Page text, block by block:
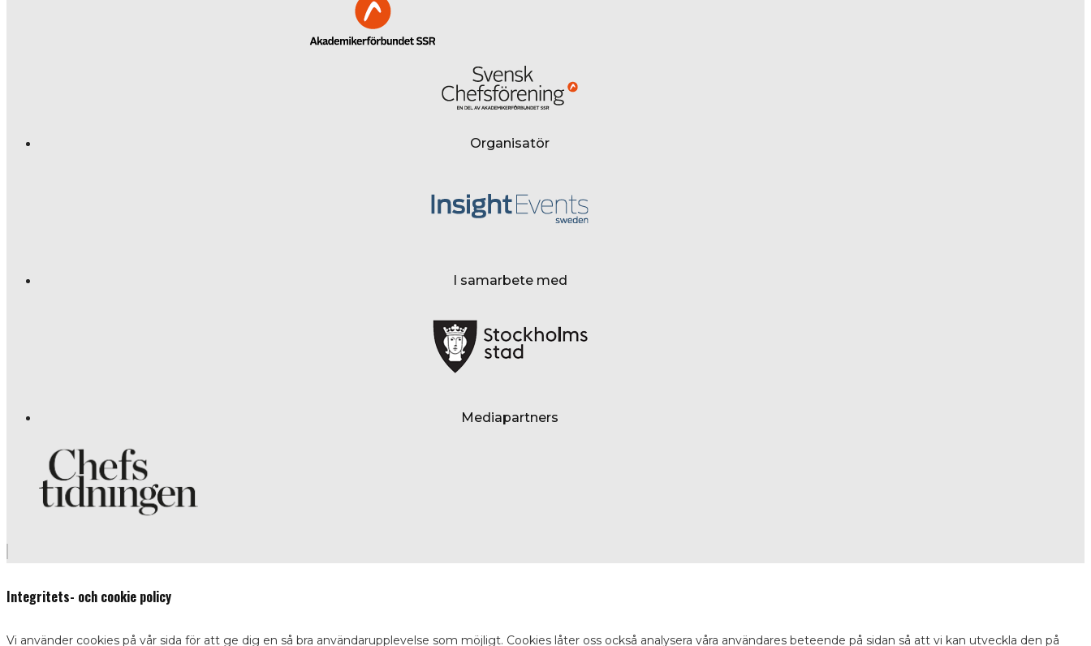
Organisatör
I samarbete med
Mediapartners
Integritets- och cookie policy
Vi använder cookies på vår sida för att ge dig en så bra användarupplevelse som möjligt. Cookies låter oss också analysera våra användares beteende på sidan så att vi kan utveckla den på